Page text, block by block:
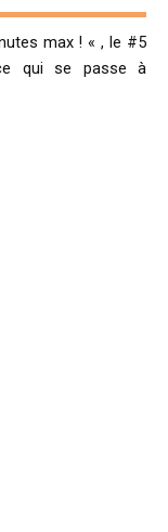
max ! « , le #5
qui se passe à